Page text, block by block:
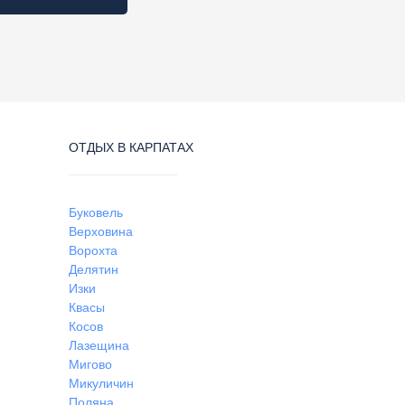
ОТДЫХ В КАРПАТАХ
Буковель
Верховина
Ворохта
Делятин
Изки
Квасы
Косов
Лазещина
Мигово
Микуличин